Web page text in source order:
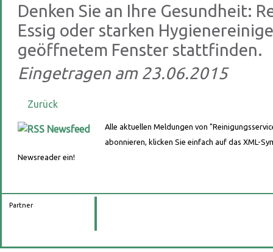
Denken Sie an Ihre Gesundheit:
Essig oder starken
geöffnetem Fenster stattfinden.
Eingetragen am 23.06.2015
Zurück
Alle aktuellen Meldungen von
abonnieren, klicken Sie einfach auf das XML-
Newsreader ein!
Partner